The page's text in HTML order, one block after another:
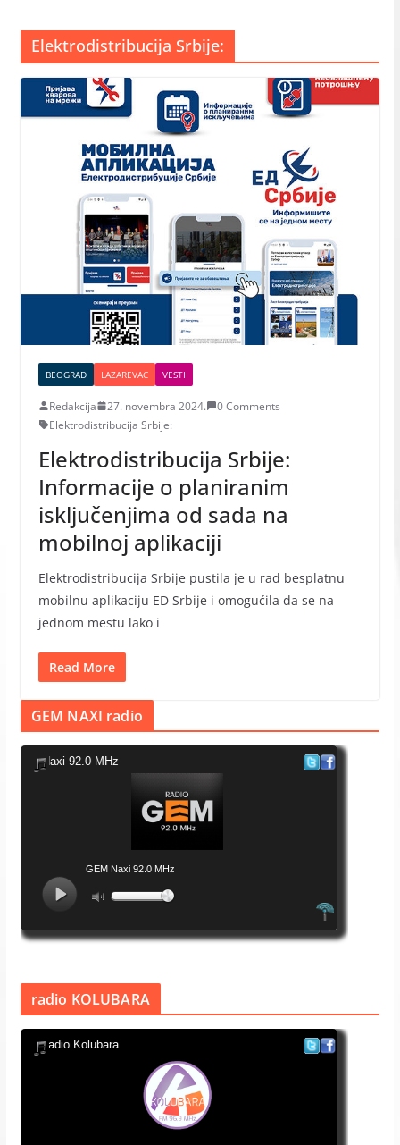
Elektrodistribucija Srbije:
BEOGRAD LAZAREVAC VESTI
Redakcija 27. novembra 2024.
0 Comments
Elektrodistribucija Srbije:
Elektrodistribucija Srbije:
Informacije o planiranim
isključenjima od sada na
mobilnoj aplikaciji
Elektrodistribucija Srbije pustila je u rad besplatnu
mobilnu aplikaciju ED Srbije i omogućila da se na
jednom mestu lako i
Read More
GEM NAXI radio
radio KOLUBARA